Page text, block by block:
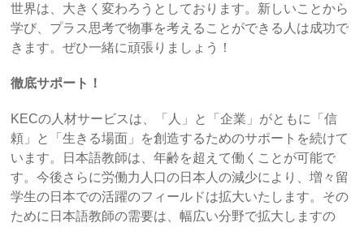
世界は、大きく変わろうとしております。新しいことから
学び、プラス思考で物事を考えることができる人は成功で
きます。ぜひ一緒に頑張りましょう！
徹底サポート！
KECの人材サービスは、「人」と「企業」がともに「信
頼」と「生きる場面」を創造するためのサポートを続けて
います。日本語教師は、年齢を超えて働くことが可能で
す。今後さらに労働力人口の日本人の減少により、増々留
学生の日本での活躍のフィールドは拡大いたします。その
ために日本語教師の需要は、幅広い分野で拡大しますの